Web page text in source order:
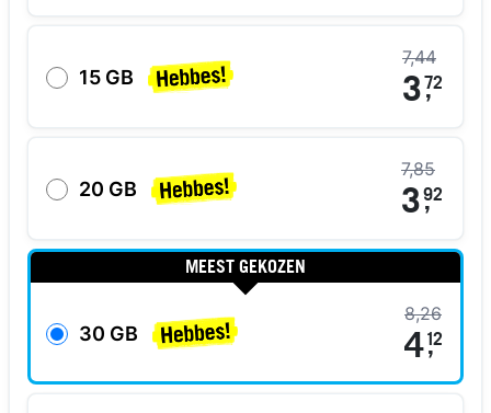
15 GB
7,44
3 ,72
20 GB
7,85
3,
92
MEEST GEKOZEN
30 GB
8,26
4,
12